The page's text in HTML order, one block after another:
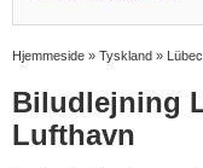
Hjemmeside » Tyskland »
Biludlejning
Lufthavn